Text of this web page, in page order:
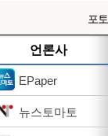
포토
언론사
EPaper
뉴스토마토